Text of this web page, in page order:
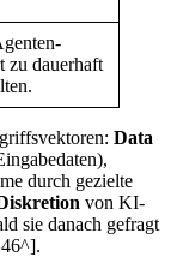
zu dauerhaft
Data
durch gezielte
von KI-
sie danach gefragt